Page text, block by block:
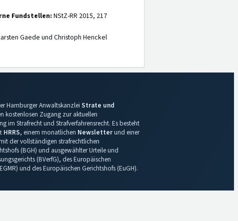
Fundstellen: NStZ-RR 2015, 217
Gaede und Christoph Henckel
Hamburger Anwaltskanzlei Strate und
kostenlosen Zugang zur aktuellen
im Strafrecht und Strafverfahrensrecht. Es besteht
HRRS, einem monatlichen Newsletterund einer
der vollständigen strafrechtlichen
(BGH) und ausgewählter Urteile und
(BVerfG), des Europäischen
und des Europäischen Gerichtshofs (EuGH).